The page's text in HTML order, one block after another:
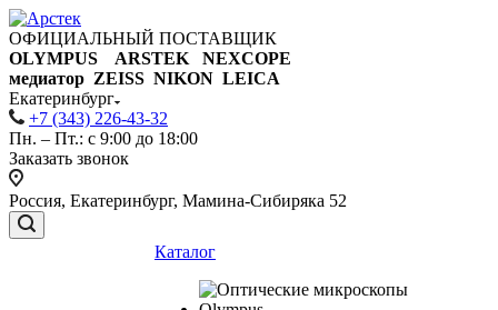
ОФИЦИАЛЬНЫЙ ПОСТАВЩИК
OLYMPUS ARSTEK NEXCOPE
медиатор ZEISS NIKON LEICA
Екатеринбург
+7 (343) 226-43-32
Пн. – Пт.: с 9:00 до 18:00
Заказать звонок
Россия, Екатеринбург, Мамина-Сибиряка 52
Каталог